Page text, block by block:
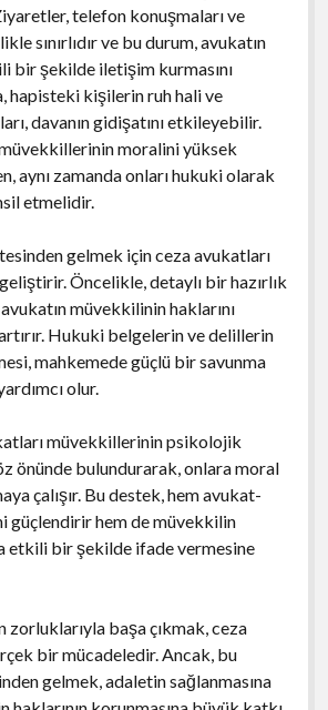
telefon konuşmaları ve
sınırlıdır ve bu durum, avukatın
bir şekilde iletişim kurmasını
hapisteki kişilerin ruh hali ve
davanın gidişatını etkileyebilir.
moralini yüksek
aynı zamanda onları hukuki olarak
etmelidir.
gelmek için ceza avukatları
Öncelikle, detaylı bir hazırlık
müvekkilinin haklarını
artırır. Hukuki belgelerin ve delillerin
mahkemede güçlü bir savunma
olur.
müvekkillerinin psikolojik
önünde bulundurarak, onlara moral
çalışır. Bu destek, hem avukat-
güçlendirir hem de müvekkilin
etkili bir şekilde ifade vermesine
zorluklarıyla başa çıkmak, ceza
bir mücadeledir. Ancak, bu
gelmek, adaletin sağlanmasına